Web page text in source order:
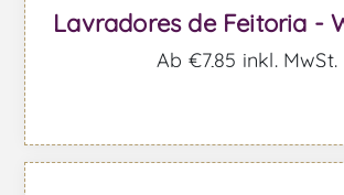
Lavradores de Feitoria -
Ab €7,85 inkl. MwSt.